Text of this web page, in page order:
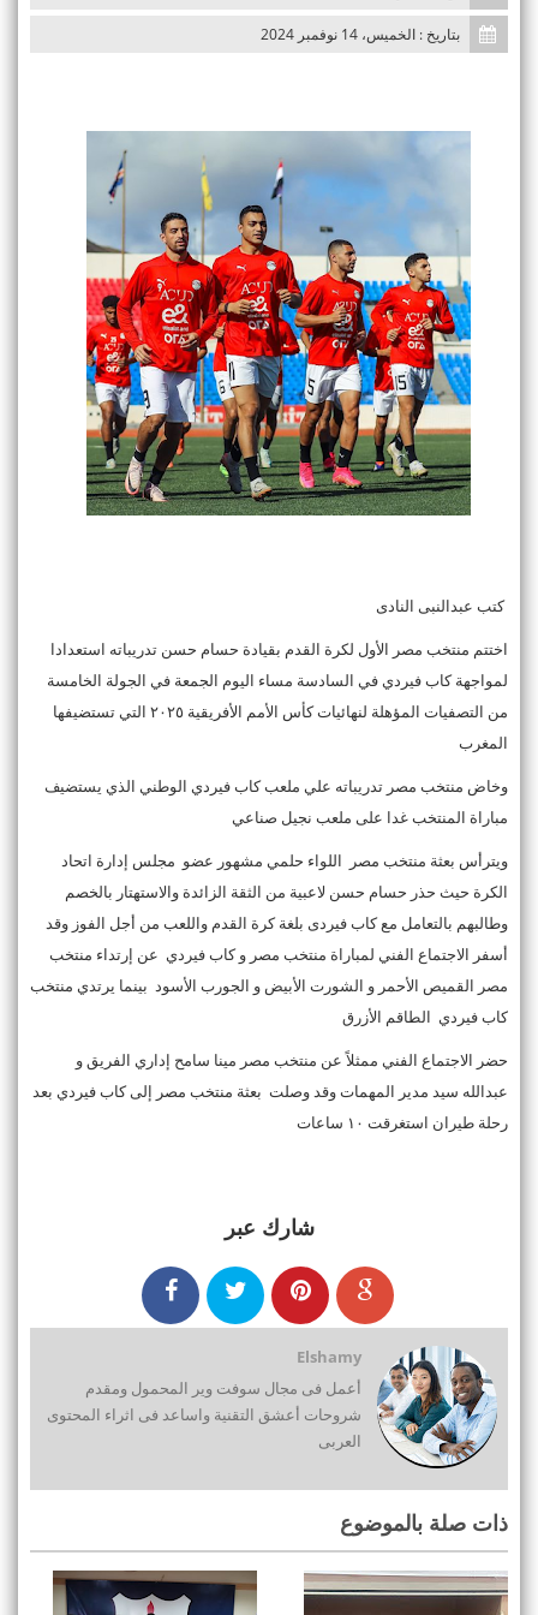
بتاريخ : الخميس، 14 نوفمبر 2024
كتب عبدالنبى النادى
اختتم منتخب مصر الأول لكرة القدم بقيادة حسام حسن تدريباته استعدادا
لمواجهة كاب فيردي في السادسة مساء اليوم الجمعة في الجولة الخامسة
من التصفيات المؤهلة لنهائيات كأس الأمم الأفريقية ٢٠٢٥ التي تستضيفها
المغرب
وخاض منتخب مصر تدريباته علي ملعب كاب فيردي الوطني الذي يستضيف
مباراة المنتخب غدا على ملعب نجيل صناعي
ويترأس بعثة منتخب مصر اللواء حلمي مشهور عضو مجلس إدارة اتحاد
الكرة حيث حذر حسام حسن لاعبية من الثقة الزائدة والاستهتار بالخصم
وطالبهم بالتعامل مع كاب فيردى بلغة كرة القدم واللعب من أجل الفوز وقد
أسفر الاجتماع الفني لمباراة منتخب مصر و كاب فيردي عن إرتداء منتخب
مصر القميص الأحمر و الشورت الأبيض و الجورب الأسود بينما يرتدي منتخب
كاب فيردي الطاقم الأزرق
حضر الاجتماع الفني ممثلاً عن منتخب مصر مينا سامح إداري الفريق و
عبدالله سيد مدير المهمات وقد وصلت بعثة منتخب مصر إلى كاب فيردي بعد
رحلة طيران استغرقت ١٠ ساعات
شارك عبر
Elshamy
أعمل فى مجال سوفت وير المحمول ومقدم
شروحات أعشق التقنية واساعد فى اثراء المحتوى
العربى
ذات صلة بالموضوع